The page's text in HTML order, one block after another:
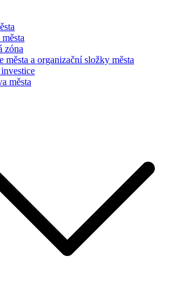
zóna
města a organizační složky města
města